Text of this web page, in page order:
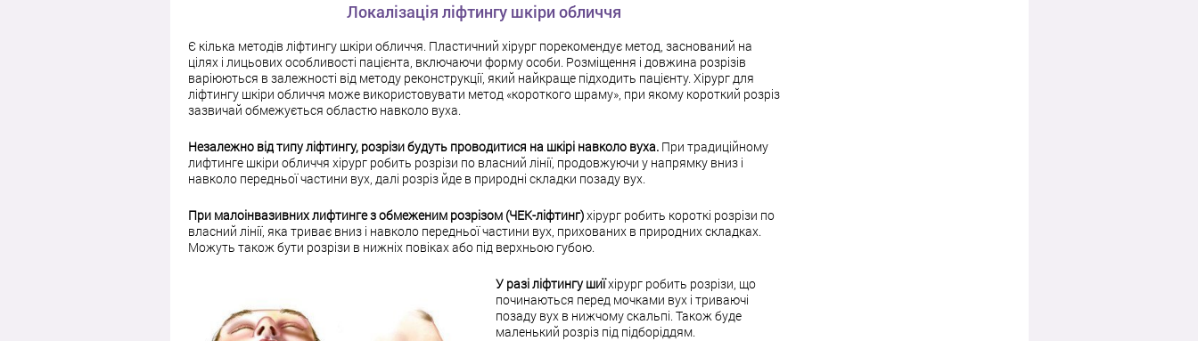
Локалізація ліфтингу шкіри обличчя
Є кілька методів ліфтингу шкіри обличчя. Пластичний хірург порекомендує метод, заснований на
цілях і лицьових особливості пацієнта, включаючи форму особи. Розміщення і довжина розрізів
варіюються в залежності від методу реконструкції, який найкраще підходить пацієнту. Хірург для
ліфтингу шкіри обличчя може використовувати метод «короткого шраму», при якому короткий розріз
зазвичай обмежується областю навколо вуха.
Незалежно від типу ліфтингу, розрізи будуть проводитися на шкірі навколо вуха.При традиційному
лифтинге шкіри обличчя хірург робить розрізи по власний лінії, продовжуючи у напрямку вниз і
навколо передньої частини вух, далі розріз йде в природні складки позаду вух.
При малоінвазивних лифтинге з обмеженим розрізом (ЧЕК-ліфтинг)хірург робить короткі розрізи по
власний лінії, яка триває вниз і навколо передньої частини вух, прихованих в природних складках.
Можуть також бути розрізи в нижніх повіках або під верхньою губою.
У разі ліфтингу шиїхірург робить розрізи, що
починаються перед мочками вух і триваючі
позаду вух в нижчому скальпі. Також буде
маленький розріз під підборіддям.